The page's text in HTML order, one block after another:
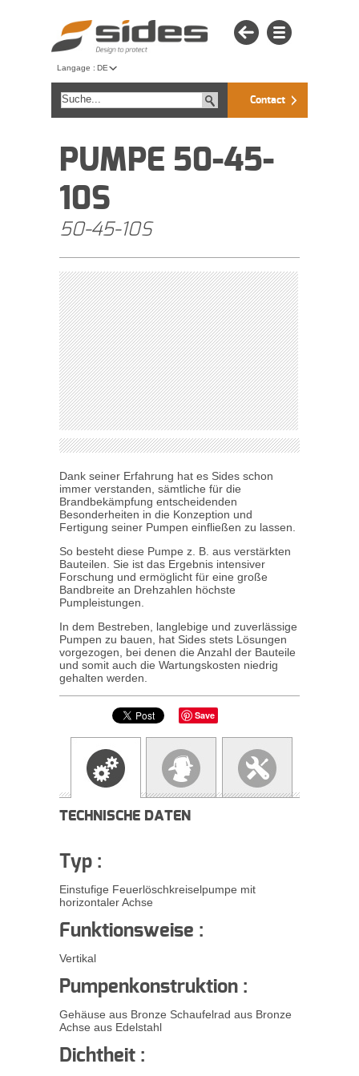
Langage : DE
Contact
PUMPE 50-45-
10S
50-45-10S
Dank seiner Erfahrung hat es Sides schon
immer verstanden, sämtliche für die
Brandbekämpfung entscheidenden
Besonderheiten in die Konzeption und
Fertigung seiner Pumpen einfließen zu lassen.
So besteht diese Pumpe z. B. aus verstärkten
Bauteilen. Sie ist das Ergebnis intensiver
Forschung und ermöglicht für eine große
Bandbreite an Drehzahlen höchste
Pumpleistungen.
In dem Bestreben, langlebige und zuverlässige
Pumpen zu bauen, hat Sides stets Lösungen
vorgezogen, bei denen die Anzahl der Bauteile
und somit auch die Wartungskosten niedrig
gehalten werden.
Save
TECHNISCHE DATEN
Typ :
Einstufige Feuerlöschkreiselpumpe mit
horizontaler Achse
Funktionsweise :
Vertikal
Pumpenkonstruktion :
Gehäuse aus Bronze Schaufelrad aus Bronze
Achse aus Edelstahl
Dichtheit :